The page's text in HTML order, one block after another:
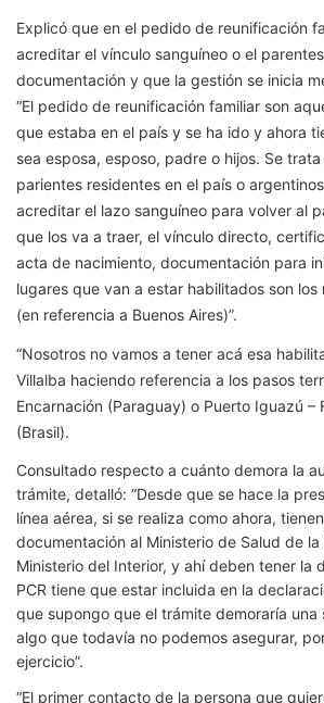
Explicó que en el pedido de reunificación
acreditar el vínculo sanguíneo o el
documentación y que la gestión se inicia
“El pedido de reunificación familiar son
que estaba en el país y se ha ido y ahora
sea esposa, esposo, padre o hijos. Se
parientes residentes en el país o
acreditar el lazo sanguíneo para volver al
que los va a traer, el vínculo directo,
acta de nacimiento, documentación para
lugares que van a estar habilitados son los
(en referencia a Buenos Aires)”.
“Nosotros no vamos a tener acá esa
Villalba haciendo referencia a los pasos
Encarnación (Paraguay) o Puerto Iguazú –
(Brasil).
Consultado respecto a cuánto demora la
trámite, detalló: “Desde que se hace la
línea aérea, si se realiza como ahora,
documentación al Ministerio de Salud de
Ministerio del Interior, y ahí deben tener la
PCR tiene que estar incluida en la
que supongo que el trámite demoraría una
algo que todavía no podemos asegurar,
ejercicio”.
“El primer contacto de la persona que